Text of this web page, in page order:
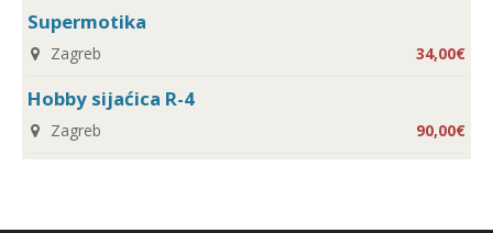
Supermotika
Zagreb 34,00€
Hobby sijaćica R-4
Zagreb 90,00€